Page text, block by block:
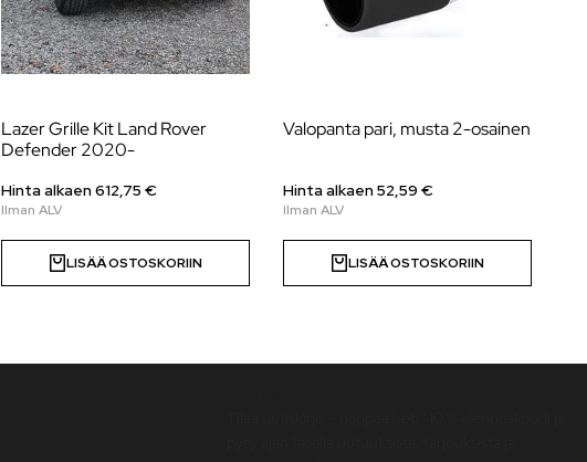
Lazer Grille Kit Land Rover
Defender 2020-
Hinta alkaen612,75€
LISÄÄ OSTOSKORIIN
Valopanta pari, musta 2-osainen
Hinta alkaen 52,59 €
LISÄÄ OSTOSKORIIN